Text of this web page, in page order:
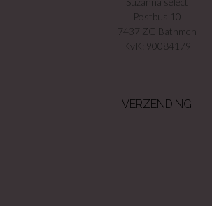
Postbus 10
7437 ZG Bathmen
KvK: 90084179
VERZENDING